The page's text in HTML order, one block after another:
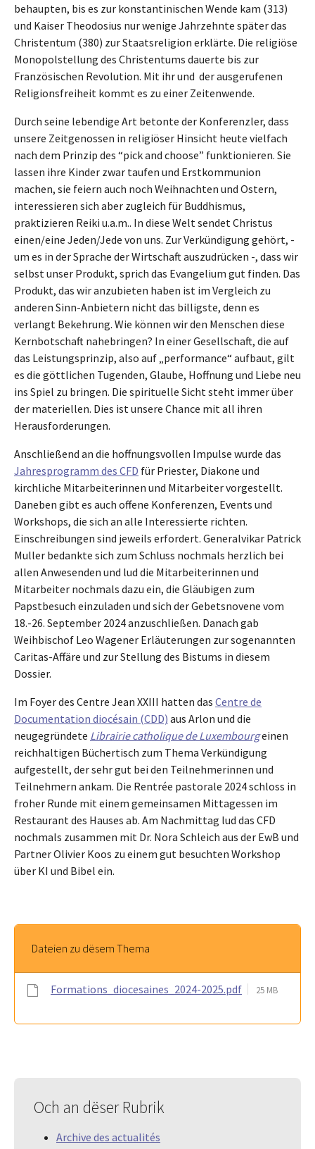
behaupten, bis es zur konstantinischen Wende kam (313)
und Kaiser Theodosius nur wenige Jahrzehnte später das
Christentum (380) zur Staatsreligion erklärte. Die religiöse
Monopolstellung des Christentums dauerte bis zur
Französischen Revolution. Mit ihr und der ausgerufenen
Religionsfreiheit kommt es zu einer Zeitenwende.
Durch seine lebendige Art betonte der Konferenzler, dass
unsere Zeitgenossen in religiöser Hinsicht heute vielfach
nach dem Prinzip des “pick and choose” funktionieren. Sie
lassen ihre Kinder zwar taufen und Erstkommunion
machen, sie feiern auch noch Weihnachten und Ostern,
interessieren sich aber zugleich für Buddhismus,
praktizieren Reiki u.a.m.. In diese Welt sendet Christus
einen/eine Jeden/Jede von uns. Zur Verkündigung gehört, -
um es in der Sprache der Wirtschaft auszudrücken -, dass wir
selbst unser Produkt, sprich das Evangelium gut finden. Das
Produkt, das wir anzubieten haben ist im Vergleich zu
anderen Sinn-Anbietern nicht das billigste, denn es
verlangt Bekehrung. Wie können wir den Menschen diese
Kernbotschaft nahebringen? In einer Gesellschaft, die auf
das Leistungsprinzip, also auf „performance“ aufbaut, gilt
es die göttlichen Tugenden, Glaube, Hoffnung und Liebe neu
ins Spiel zu bringen. Die spirituelle Sicht steht immer über
der materiellen. Dies ist unsere Chance mit all ihren
Herausforderungen.
Anschließend an die hoffnungsvollen Impulse wurde das
Jahresprogramm des CFD für Priester, Diakone und
kirchliche Mitarbeiterinnen und Mitarbeiter vorgestellt.
Daneben gibt es auch offene Konferenzen, Events und
Workshops, die sich an alle Interessierte richten.
Einschreibungen sind jeweils erfordert. Generalvikar Patrick
Muller bedankte sich zum Schluss nochmals herzlich bei
allen Anwesenden und lud die Mitarbeiterinnen und
Mitarbeiter nochmals dazu ein, die Gläubigen zum
Papstbesuch einzuladen und sich der Gebetsnovene vom
18.-26. September 2024 anzuschließen. Danach gab
Weihbischof Leo Wagener Erläuterungen zur sogenannten
Caritas-Affäre und zur Stellung des Bistums in diesem
Dossier.
Im Foyer des Centre Jean XXIII hatten das Centre de
Documentation diocésain (CDD) aus Arlon und die
neugegründete Librairie catholique de Luxembourgeinen
reichhaltigen Büchertisch zum Thema Verkündigung
aufgestellt, der sehr gut bei den Teilnehmerinnen und
Teilnehmern ankam. Die Rentrée pastorale 2024 schloss in
froher Runde mit einem gemeinsamen Mittagessen im
Restaurant des Hauses ab. Am Nachmittag lud das CFD
nochmals zusammen mit Dr. Nora Schleich aus der EwB und
Partner Olivier Koos zu einem gut besuchten Workshop
über KI und Bibel ein.
Dateien zu dësem Thema
Formations_diocesaines_2024-2025.pdf 25 MB
Och an dëser Rubrik
Archive des actualités